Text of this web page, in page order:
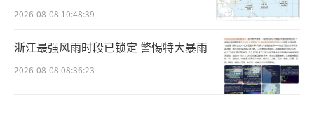
2026-08-08 10:48:39
浙江最强风雨时段已锁定 警惕特大暴雨
2026-08-08 08:36:23